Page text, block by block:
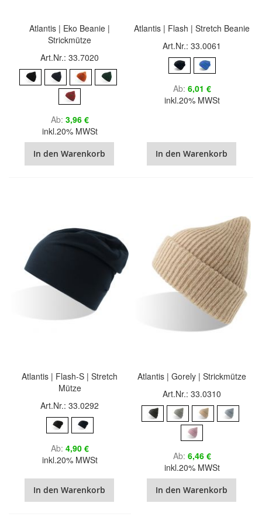
Atlantis | Eko Beanie |
Strickmütze
Art.Nr.: 33.7020
Ab 3,96 €
inkl.20% MWSt
In den Warenkorb
Atlantis | Flash | Stretch Beanie
Art.Nr.: 33.0061
Ab 6,01 €
inkl.20% MWSt
In den Warenkorb
Atlantis | Flash-S | Stretch
Mütze
Art.Nr.: 33.0292
Ab 4,90 €
inkl.20% MWSt
In den Warenkorb
Atlantis | Gorely | Strickmütze
Art.Nr.: 33.0310
Ab 6,46 €
inkl.20% MWSt
In den Warenkorb